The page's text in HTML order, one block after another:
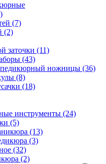
(7)
(2)
заточки (11)
(43)
ножницы (36)
(8)
(18)
инструменты (24)
(5)
(13)
(3)
(32)
(2)